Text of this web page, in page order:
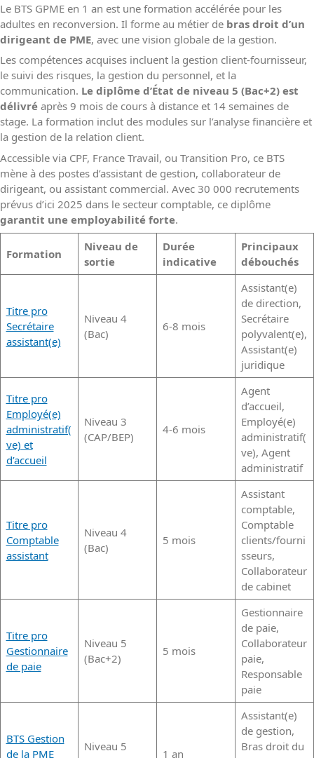
Le BTS GPME en 1 an est une formation accélérée pour les
adultes en reconversion. Il forme au métier de bras droit d’un
dirigeant de PME, avec une vision globale de la gestion.
Les compétences acquises incluent la gestion client-fournisseur,
le suivi des risques, la gestion du personnel, et la
communication. Le diplôme d’État de niveau 5 (Bac+2) est
délivré après 9 mois de cours à distance et 14 semaines de
stage. La formation inclut des modules sur l’analyse financière et
la gestion de la relation client.
Accessible via CPF, France Travail, ou Transition Pro, ce BTS
mène à des postes d’assistant de gestion, collaborateur de
dirigeant, ou assistant commercial. Avec 30 000 recrutements
prévus d’ici 2025 dans le secteur comptable, ce diplôme
garantit une employabilité forte.
Formation
Niveau de
sortie
Durée
indicative
Principaux
débouchés
Titre pro
Secrétaire
assistant(e)
Niveau 4
(Bac)
6-8 mois
Assistant(e)
de direction,
Secrétaire
polyvalent(e),
Assistant(e)
juridique
Titre pro
Employé(e)
administratif(
ve) et
d’accueil
Niveau 3
(CAP/BEP)
4-6 mois
Agent
d’accueil,
Employé(e)
administratif(
ve), Agent
administratif
Titre pro
Comptable
assistant
Niveau 4
(Bac)
5 mois
Assistant
comptable,
Comptable
clients/fourni
sseurs,
Collaborateur
de cabinet
Titre pro
Gestionnaire
de paie
Niveau 5
(Bac+2)
5 mois
Gestionnaire
de paie,
Collaborateur
paie,
Responsable
paie
BTS Gestion
de la PME
Niveau 5
1 an
Assistant(e)
de gestion,
Bras droit du